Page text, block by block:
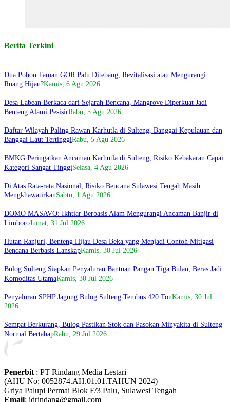
Berita Terkini
Dua Pohon Taman GOR Palu Ditebang, Revitalisasi atau Mengurangi
Ruang Hijau?Kamis, 6 Agu 2026
Desa Labean Berkaca dari Sejarah Bencana, Mangrove Diperkuat Jadi
Benteng Alami PesisirRabu, 5 Agu 2026
Daftar Wilayah Paling Rawan Karhutla di Sulteng, Banggai Kepulauan dan
Banggai Laut TertinggiRabu, 5 Agu 2026
BMKG Peringatkan Ancaman Karhutla di Sulteng, Risiko Kebakaran Capai
Kategori Sangat TinggiSelasa, 4 Agu 2026
Di Atas Rata-rata Nasional, Risiko Bencana Sulawesi Tengah Masih
MengkhawatirkanSabtu, 1 Agu 2026
DOMO MASAVO: Ikhtiar Berbasis Alam Mengurangi Ancaman Banjir di
LimboroJumat, 31 Jul 2026
Hutan Ranjuri, Benteng Hijau Desa Beka yang Menjadi Contoh Mitigasi
Bencana Berbasis LanskapKamis, 30 Jul 2026
Bulog Sulteng Siapkan Penyaluran Bantuan Pangan Tiga Bulan, Beras Jadi
Komoditas UtamaKamis, 30 Jul 2026
Penyaluran SPHP Jagung Bulog Sulteng Tembus 420 TonKamis, 30 Jul
2026
Sempat Berkurang, Bulog Pastikan Stok dan Pasokan Minyakita di Sulteng
Normal BertahapRabu, 29 Jul 2026
Penerbit : PT Rindang Media Lestari
(AHU No: 0052874.AH.01.01.TAHUN 2024)
Griya Palupi Permai Blok F/3 Palu, Sulawesi Tengah
Email: idrindang@gmail.com